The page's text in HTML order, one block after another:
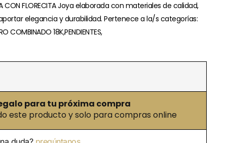
CON FLORECITA Joya elaborada con materiales de calidad,
elegancia y durabilidad. Pertenece a la/s categorías:
COMBINADO 18K,PENDIENTES,
para tu próxima compra
este producto y solo para compras online